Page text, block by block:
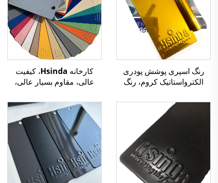
رنگ اسپری پوشش پودری
الکترواستاتیک کروم، رنگ
حرارت و مواد شیمیایی،
اکسید نشدنی، برای ساخت
فلزات
کارخانه Hsinda، کیفیت
عالی، مقاوم بسیار عالی،
پودرهای رنگ‌های متنوع، رنگ
اسپری، موجود در انبار